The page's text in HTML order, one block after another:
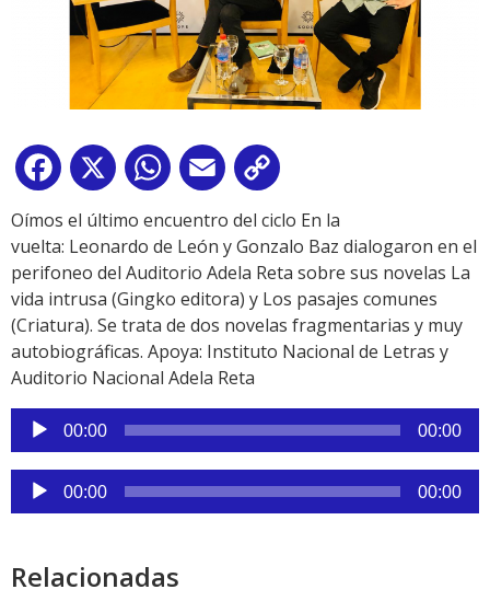
Facebook
X WhatsApp
Email
Link
Oímos el último encuentro del ciclo En la
vuelta: Leonardo de León y Gonzalo Baz dialogaron en el
perifoneo del Auditorio Adela Reta sobre sus novelas La
vida intrusa (Gingko editora) y Los pasajes comunes
(Criatura). Se trata de dos novelas fragmentarias y muy
autobiográficas. Apoya: Instituto Nacional de Letras y
Auditorio Nacional Adela Reta
Reproductor
de
audio
00:00 00:00
Reproductor
de
00:00 00:00
Relacionadas